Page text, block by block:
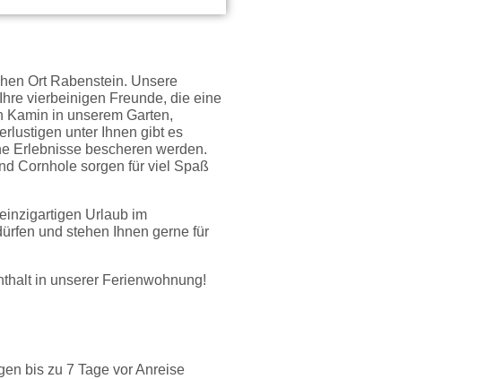
Ort Rabenstein. Unsere
vierbeinigen Freunde, die eine
in unserem Garten,
unter Ihnen gibt es
Erlebnisse bescheren werden.
Cornhole sorgen für viel Spaß
Urlaub im
und stehen Ihnen gerne für
in unserer Ferienwohnung!
bis zu 7 Tage vor Anreise